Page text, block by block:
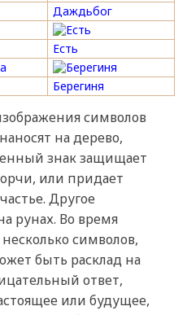
Даждьбог
Есть
Берегиня
символов
на дерево,
знак защищает
или придает
Другое
рунах. Во время
символов,
быть расклад на
ответ,
или будущее,